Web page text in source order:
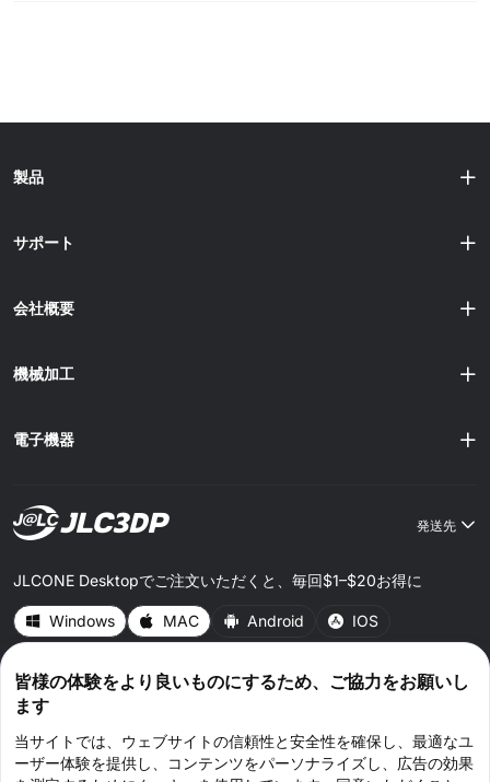
製品
サポート
会社概要
機械加工
電子機器
発送先
JLCONE Desktopでご注文いただくと、毎回$1–$20お得に
Windows MAC Android IOS
CONNECT WITH US
皆様の体験をより良いものにするため、ご協力をお願いし
ます
当サイトでは、ウェブサイトの信頼性と安全性を確保し、最適なユ
ーザー体験を提供し、コンテンツをパーソナライズし、広告の効果